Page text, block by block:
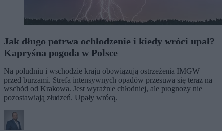
Jak długo potrwa ochłodzenie i kiedy wróci upał?
Kapryśna pogoda w Polsce
Na południu i wschodzie kraju obowiązują ostrzeżenia IMGW
przed burzami. Strefa intensywnych opadów przesuwa się teraz na
wschód od Krakowa. Jest wyraźnie chłodniej, ale prognozy nie
pozostawiają złudzeń. Upały wrócą.